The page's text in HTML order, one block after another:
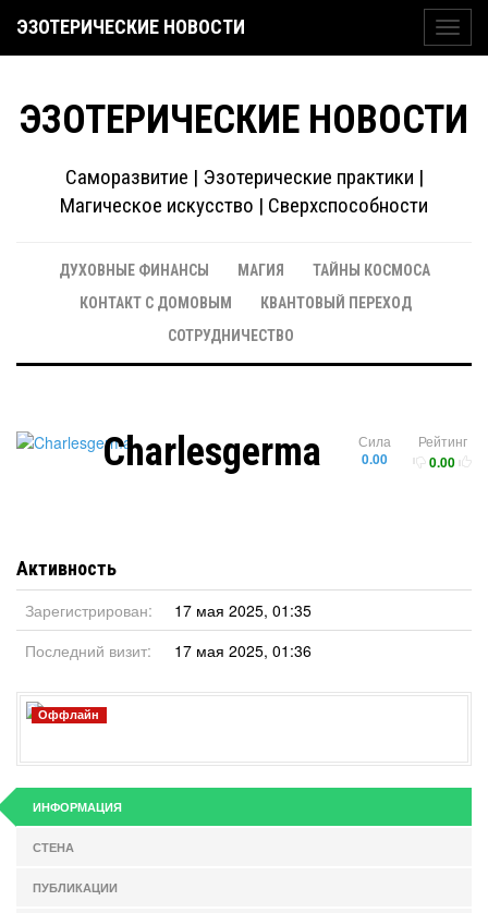
ЭЗОТЕРИЧЕСКИЕ НОВОСТИ
ЭЗОТЕРИЧЕСКИЕ НОВОСТИ
Саморазвитие | Эзотерические практики |
Магическое искусство | Сверхспособности
ДУХОВНЫЕ ФИНАНСЫ МАГИЯ
ТАЙНЫ КОСМОСА
КОНТАКТ С ДОМОВЫМ
КВАНТОВЫЙ ПЕРЕХОД
СОТРУДНИЧЕСТВО
Рейтинг
0.00
Сила
0.00
Charlesgerma
Активность
Зарегистрирован:
17 мая 2025, 01:35
Последний визит:
17 мая 2025, 01:36
Оффлайн
ИНФОРМАЦИЯ
СТЕНА
ПУБЛИКАЦИИ